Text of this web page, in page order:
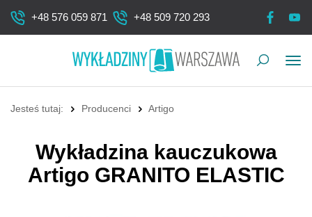
+48 576 059 871 +48 509 720 293
Jesteś tutaj: Producenci Artigo
Wykładzina kauczukowa
Artigo GRANITO ELASTIC